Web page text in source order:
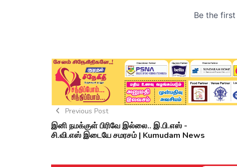
Previous Post
இனி நமக்குள் பிரிவே இல்லை.. இ.பி.எஸ் -
சி.வி.எஸ் இடையே சமரசம் | Kumudam News